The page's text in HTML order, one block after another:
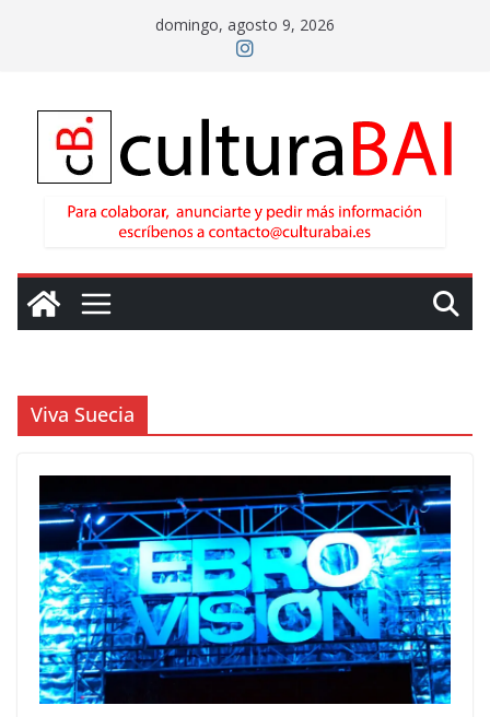
domingo, agosto 9, 2026
Viva Suecia